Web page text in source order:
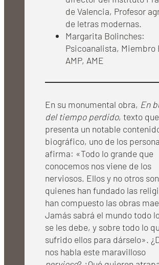
de Valencia, Profesor
de letras modernas.
Margarita Bolinches:
Psicoanalista, Miembro
AMP, AME
En su monumental obra, En
del tiempo perdido, texto que
presenta un notable
biográfico, uno de los
afirma: «Todo lo grande que
conocemos nos viene de los
nerviosos. Ellos y no otros son
quienes han fundado las
han compuesto las obras
Jamás sabrá el mundo todo
se les debe, y sobre todo lo
sufrido ellos para dárselo».
nos habla este maravilloso